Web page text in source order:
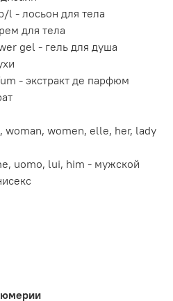
- лосьон для тела
для тела
gel - гель для душа
- экстракт де парфюм
woman, women, elle, her, lady
uomo, lui, him - мужской